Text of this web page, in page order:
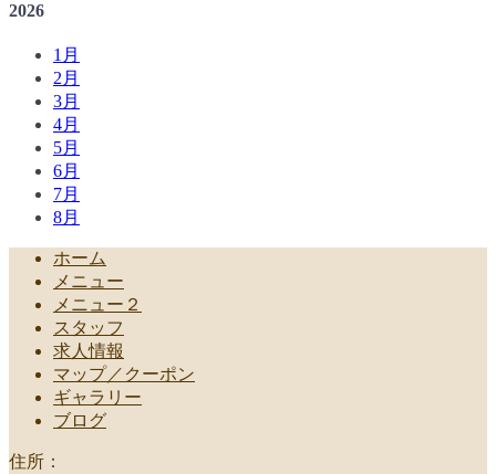
2026
1月
2月
3月
4月
5月
6月
7月
8月
ホーム
メニュー
メニュー２
スタッフ
求人情報
マップ／クーポン
ギャラリー
ブログ
住所：